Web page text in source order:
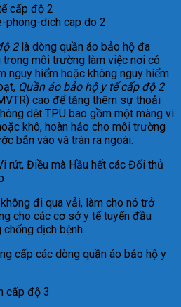
phong-dich cap do 2
2là dòng quần áo bảo hộ đa
môi trường làm việc nơi có
nguy hiểm hoặc không nguy hiểm.
Quần áo bảo hộ y tế cấp độ 2
cao để tăng thêm sự thoải
dệt TPU bao gồm một màng vi
khô, hoàn hảo cho môi trường
bắn vào và tràn ra ngoài.
rút, Điều mà Hầu hết các Đối thủ
đi qua vải, làm cho nó trở
cho các cơ sở y tế tuyến đầu
dịch bệnh.
cấp các dòng quần áo bảo hộ y
cấp độ 3